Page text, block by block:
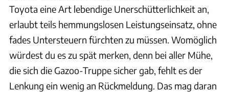
Toyota eine Art lebendige Unerschütterlichkeit an,
erlaubt teils hemmungslosen Leistungseinsatz, ohne
fades Untersteuern fürchten zu müssen. Womöglich
würdest du es zu spät merken, denn bei aller Mühe,
die sich die Gazoo-Truppe sicher gab, fehlt es der
Lenkung ein wenig an Rückmeldung. Das mag daran